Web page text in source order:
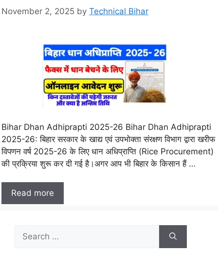
November 2, 2025 by Technical Bihar
Bihar Dhan Adhiprapti 2025-26 Bihar Dhan Adhiprapti
2025-26: बिहार सरकार के खाद्य एवं उपभोक्ता संरक्षण विभाग द्वारा खरीफ
विपणन वर्ष 2025-26 के लिए धान अधिप्राप्ति (Rice Procurement)
की प्रक्रिया शुरू कर दी गई है।अगर आप भी बिहार के किसान हैं …
Read more